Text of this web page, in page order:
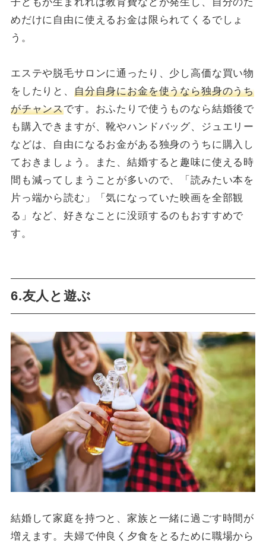
めだけに自由に使えるお金は限られてくるでしょ
う。
エステや脱毛サロンに通ったり、少し高価な買い物
をしたりと、 自分自身にお金を使うなら独身のうち
がチャンスです。おふたりで使うものなら結婚後で
も購入できますが、靴やハンドバッグ、ジュエリー
などは、自由になるお金がある独身のうちに購入し
ておきましょう。また、結婚すると趣味に使える時
間も減ってしまうことが多いので、「読みたい本を
片っ端から読む」「気になっていた映画を全部観
る」など、好きなことに没頭するのもおすすめで
す。
6.友人と遊ぶ
結婚して家庭を持つと、家族と一緒に過ごす時間が
増えます。夫婦で仲良く夕食をとるために職場から